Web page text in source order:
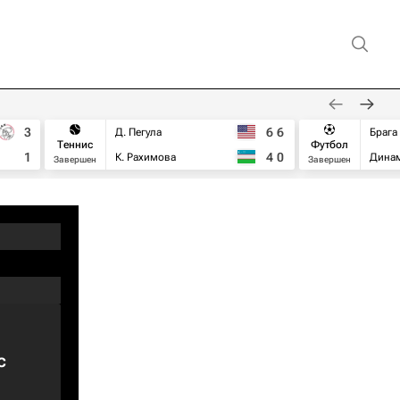
3
1
Теннис
Завершен
Д. Пегула
К. Рахимова
6 6
4 0
Футбол
Завершен
Брага